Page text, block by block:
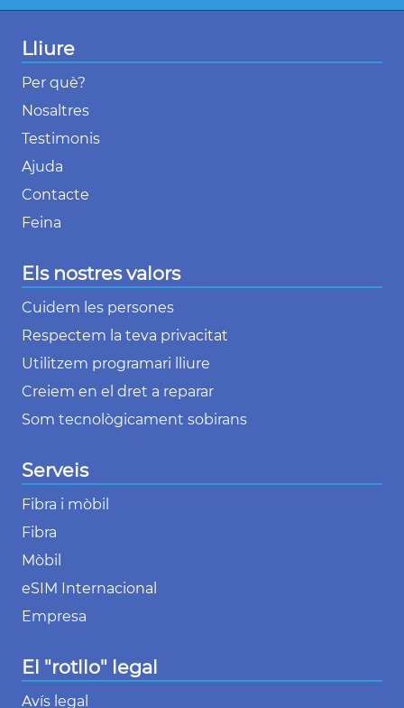
Lliure
Per què?
Nosaltres
Testimonis
Ajuda
Contacte
Feina
Els nostres valors
Cuidem les persones
Respectem la teva privacitat
Utilitzem programari lliure
Creiem en el dret a reparar
Som tecnològicament sobirans
Serveis
Fibra i mòbil
Fibra
Mòbil
eSIM Internacional
Empresa
El "rotllo" legal
Avís legal